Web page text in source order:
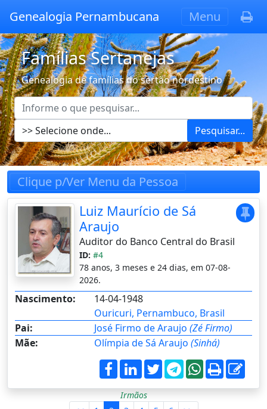
Genealogia Pernambucana Menu
Famílias Sertanejas
Genealogia de famílias do sertão nordestino
Pesquisar...
Clique p/Ver Menu da Pessoa
Luiz Maurício de Sá
Araujo
Auditor do Banco Central do Brasil
ID: #4
78 anos, 3 meses e 24 dias, em 07-08-
2026.
Nascimento:
14-04-1948
Ouricuri, Pernambuco, Brasil
Pai:
José Firmo de Araujo (Zé Firmo)
Mãe:
Olímpia de Sá Araujo (Sinhá)
Irmãos